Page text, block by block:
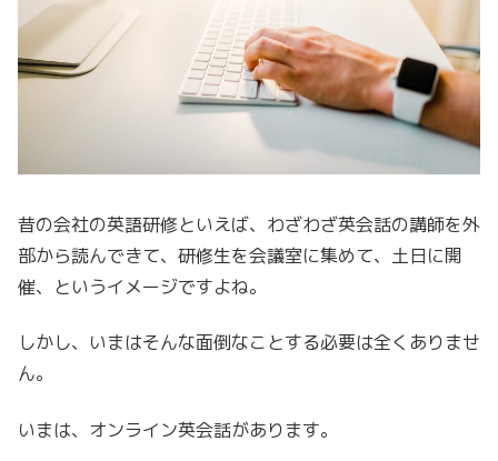
昔の会社の英語研修といえば、わざわざ英会話の講師を外
部から読んできて、研修生を会議室に集めて、土日に開
催、というイメージですよね。
しかし、いまはそんな面倒なことする必要は全くありませ
ん。
いまは、オンライン英会話があります。